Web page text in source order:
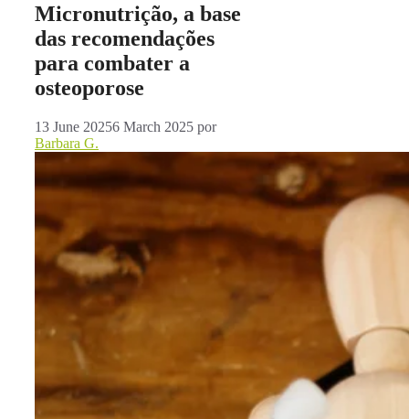
Micronutrição, a base
das recomendações
para combater a
osteoporose
13 June 20256 March 2025 por
Barbara G.